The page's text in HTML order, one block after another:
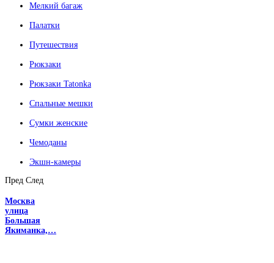
Мелкий багаж
Палатки
Путешествия
Рюкзаки
Рюкзаки Tatonka
Спальные мешки
Сумки женские
Чемоданы
Экшн-камеры
Пред След
Москва
улица
Большая
Якиманка,…